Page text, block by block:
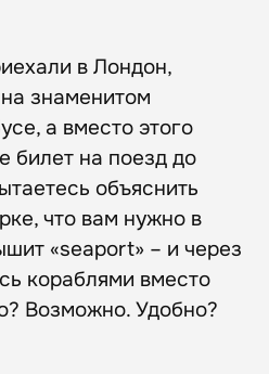
в Лондон,
знаменитом
а вместо этого
билет на поезд до
объяснить
что вам нужно в
«seaport» – и через
кораблями вместо
Возможно. Удобно?